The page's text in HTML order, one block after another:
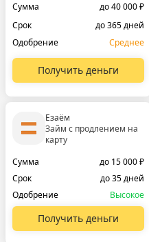
Сумма
до 40 000 ₽
Срок
до 365 дней
Одобрение
Среднее
Получить деньги
Езаём
Займ с продлением на
карту
Сумма
до 15 000 ₽
Срок
до 35 дней
Одобрение
Высокое
Получить деньги